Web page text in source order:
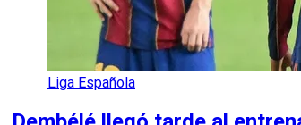
Liga Española